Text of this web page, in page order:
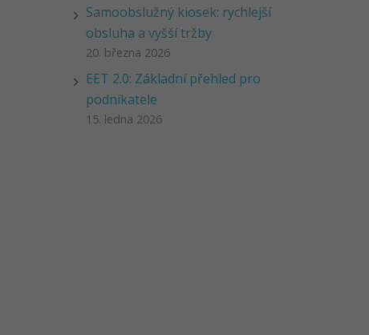
Samoobslužný kiosek: rychlejší
obsluha a vyšší tržby
20. března 2026
EET 2.0: Základní přehled pro
podnikatele
15. ledna 2026